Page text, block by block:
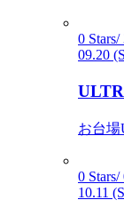
0
09.20
お台場
0
10.11